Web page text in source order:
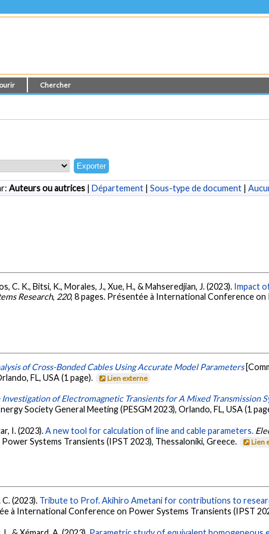
Chercher
Auteurs ou autrices| Département| Sous-type de document|
C. K., Bitsi, K., Morales, J., Xue, H., & Mahseredjian, J. (2023). Impact
Research, 220, 8 pages. Présentée à International Conference
of Cross-Bonded Cables Using Accurate Model Parameters
FL, USA (1 page).
Lien externe
Investigation of Electromagnetic Transients for A Mixed Transmission
Society General Meeting (PESGM 2023), Orlando, FL, USA (1
I. (2023).A new tool for calculation of line and cable parameters.
Systems Transients (IPST 2023), Thessaloniki, Greece.
Lien
(2023). Tribute to Prof. Akihiro Ametani for contributions to
à International Conference on Power Systems Transients (IPST